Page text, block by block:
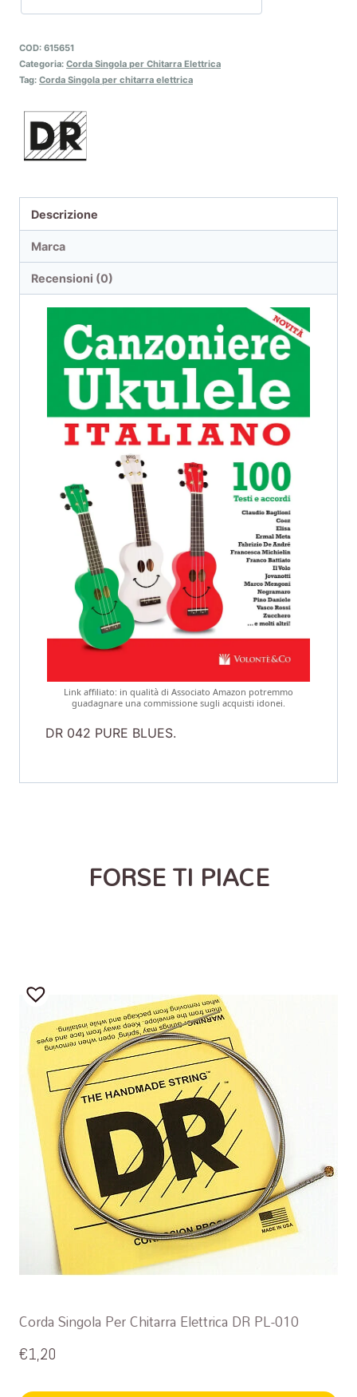
COD: 615651
Categoria: Corda Singola per Chitarra Elettrica
Tag: Corda Singola per chitarra elettrica
Descrizione
Marca
Recensioni (0)
Link affiliato: in qualità di Associato Amazon potremmo
guadagnare una commissione sugli acquisti idonei.
DR 042 PURE BLUES.
FORSE TI PIACE
Corda Singola Per Chitarra Elettrica DR PL-010
€1,20